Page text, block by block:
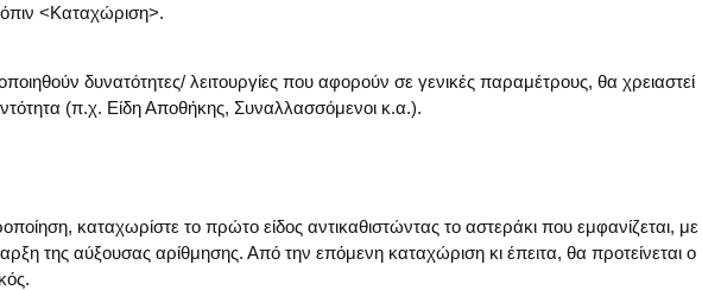
<Καταχώριση>.
δυνατότητες/ λειτουργίες που αφορούν σε γενικές παραμέτρους, θα χρειαστεί
(π.χ. Είδη Αποθήκης, Συναλλασσόμενοι κ.α.).
καταχωρίστε το πρώτο είδος αντικαθιστώντας το αστεράκι που εμφανίζεται, με
της αύξουσας αρίθμησης. Από την επόμενη καταχώριση κι έπειτα, θα προτείνεται ο